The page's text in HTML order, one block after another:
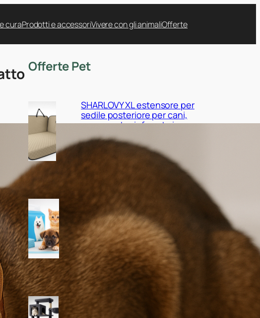
curaProdotti e accessoriVivere con gli animaliOfferte
Offerte Pet
SHARLOVY XL estensore per
sedile posteriore per cani,
amaca auto rinforzata in
offerta su Amazon
Nobleza tappetini igienici per
cani 120 pezzi, scorta maxi a
prezzo ribassato su Amazon
Feandrea albero per gatti 190
cm con amaca e grotte: torre